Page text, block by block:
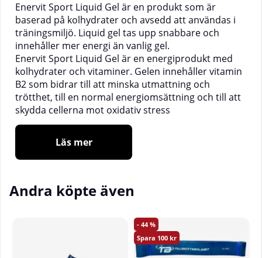
Enervit Sport Liquid Gel är en produkt som är
baserad på kolhydrater och avsedd att användas i
träningsmiljö. Liquid gel tas upp snabbare och
innehåller mer energi än vanlig gel.
Enervit Sport Liquid Gel är en energiprodukt med
kolhydrater och vitaminer. Gelen innehåller vitamin
B2 som bidrar till att minska utmattning och
trötthet, till en normal energiomsättning och till att
skydda cellerna mot oxidativ stress
__________________
Användningssätt
Inta två Liquid Gel under träning. Tack vare den
intas i små klunkar med jämna mellanrum.
Övriga detaljer
Läs mer
Andra köpte även
44
100